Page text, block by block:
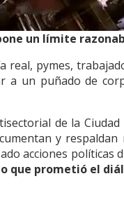
un límite
real, pymes,
a un puñado de
de la
y
acciones políticas
que prometió el